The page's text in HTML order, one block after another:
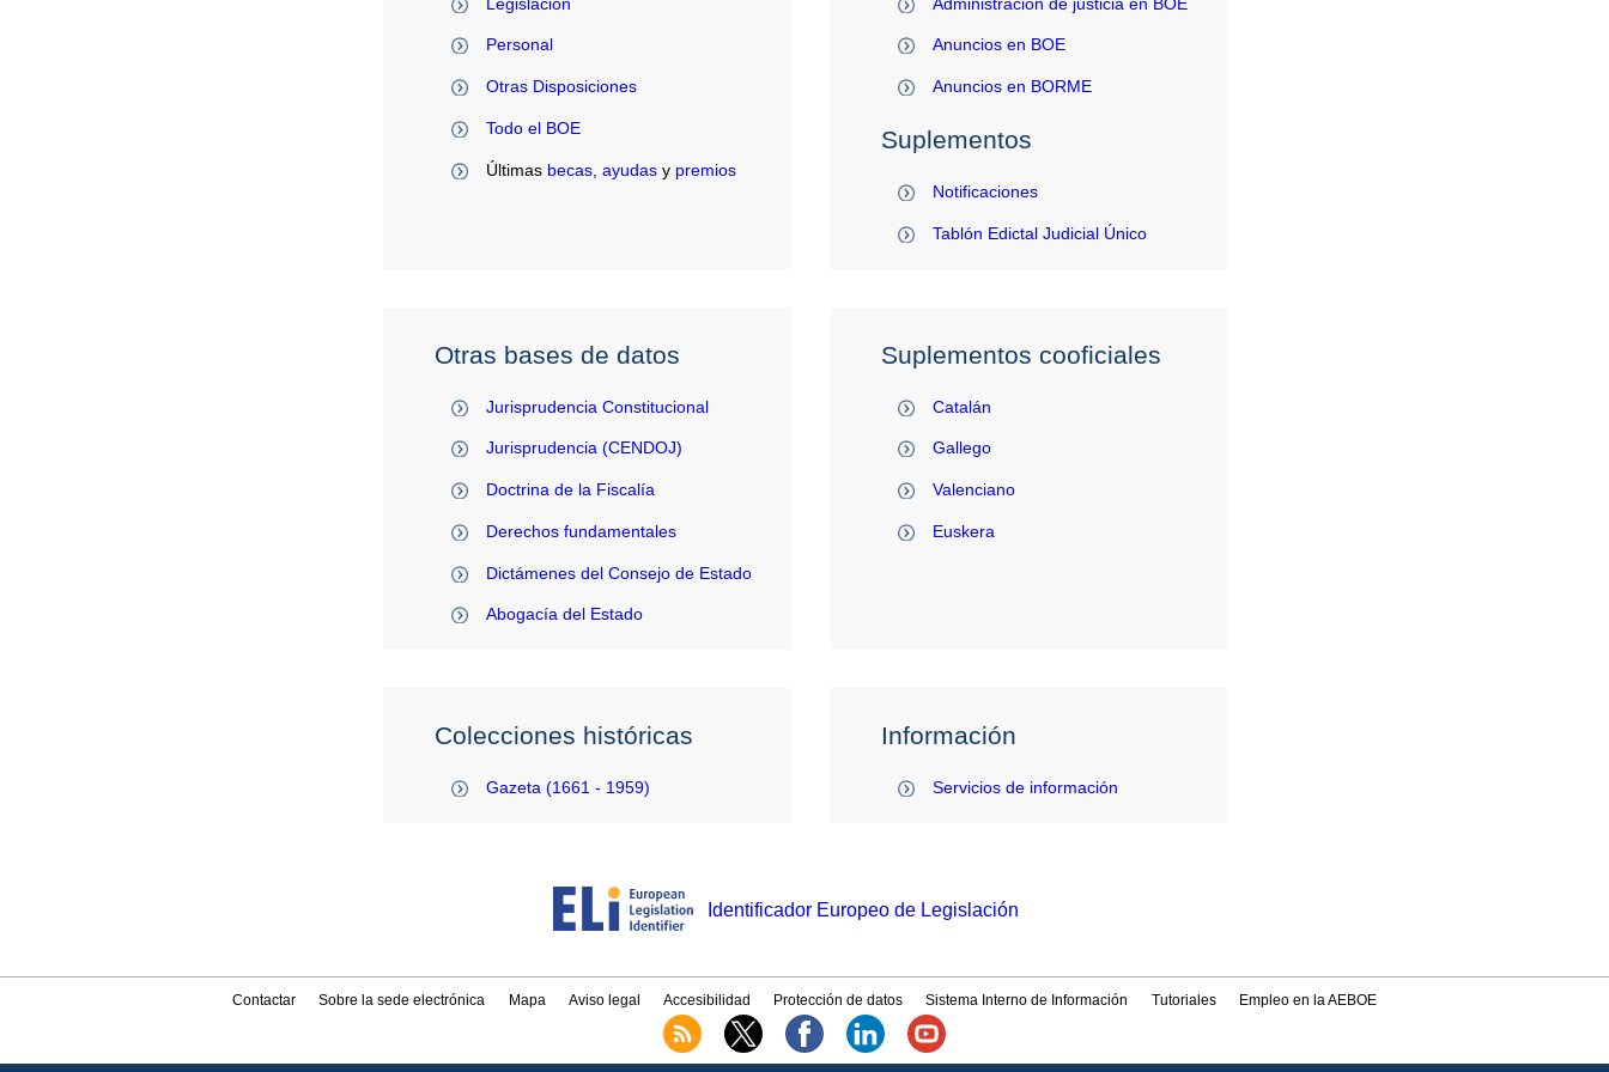
Personal
Otras Disposiciones
Todo el BOE
Últimas becas, ayudasy premios
Anuncios en BOE
Anuncios en BORME
Suplementos
Notificaciones
Tablón Edictal Judicial Único
Otras bases de datos
Jurisprudencia Constitucional
Jurisprudencia (CENDOJ)
Doctrina de la Fiscalía
Derechos fundamentales
Dictámenes del Consejo de Estado
Abogacía del Estado
Suplementos cooficiales
Catalán
Gallego
Valenciano
Euskera
Colecciones históricas
Gazeta (1661 - 1959)
Información
Servicios de información
Identificador Europeo de Legislación
Contactar Sobre la sede electrónica Mapa Aviso legal Accesibilidad Protección de datos Sistema Interno de Información Tutoriales Empleo en la AEBOE